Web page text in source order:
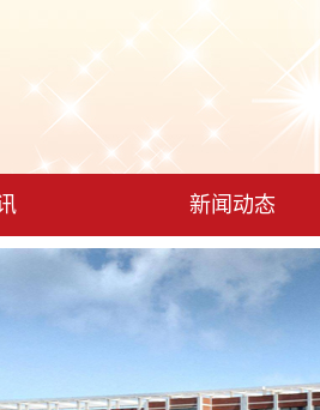
新闻动态